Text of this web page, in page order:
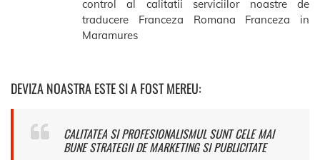
control al calitatii serviciilor noastre de
traducere Franceza Romana Franceza in
Maramures
DEVIZA NOASTRA ESTE SI A FOST MEREU:
CALITATEA SI PROFESIONALISMUL SUNT CELE MAI
BUNE STRATEGII DE MARKETING SI PUBLICITATE